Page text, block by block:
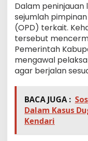
Dalam peninjauan
sejumlah
(OPD) terkait.
tersebut
Pemerintah
mengawal
agar berjalan
BACA JUGA :
Dalam Kasus
Kendari